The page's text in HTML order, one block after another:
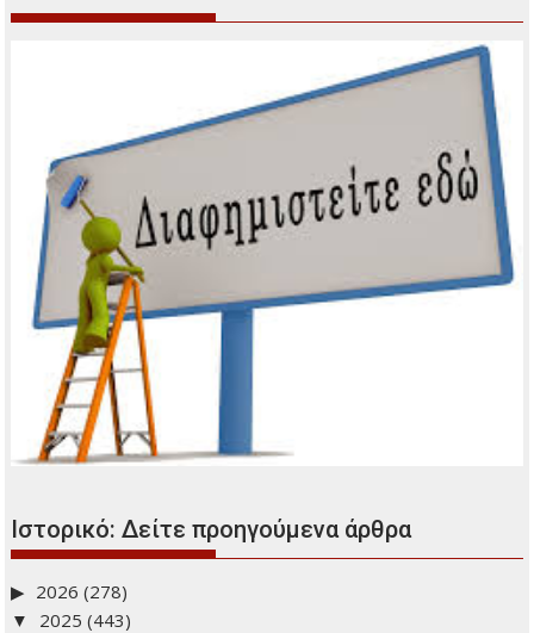
Ιστορικό: Δείτε προηγούμενα άρθρα
2026 (278)
2025 (443)